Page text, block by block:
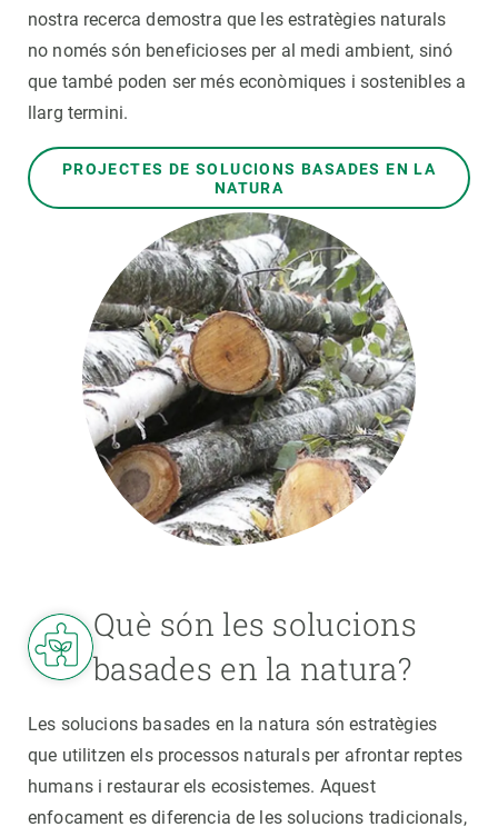
nostra recerca demostra que les estratègies naturals
no només són beneficioses per al medi ambient, sinó
que també poden ser més econòmiques i sostenibles a
llarg termini.
PROJECTES DE SOLUCIONS BASADES EN LA
NATURA
Què són les solucions
basades en la natura?
Les solucions basades en la natura són estratègies
que utilitzen els processos naturals per afrontar reptes
humans i restaurar els ecosistemes. Aquest
enfocament es diferencia de les solucions tradicionals,
PARTICIPA